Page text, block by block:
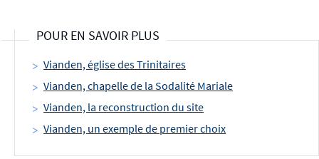
POUR EN SAVOIR PLUS
Vianden, église des Trinitaires
Vianden, chapelle de la Sodalité Mariale
Vianden, la reconstruction du site
Vianden, un exemple de premier choix